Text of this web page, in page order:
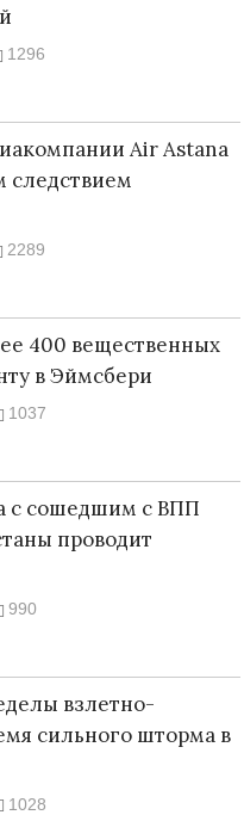
1296
Air Astana
следствием
2289
400 вещественных
в Эймсбери
1037
с сошедшим с ВПП
проводит
990
взлетно-
сильного шторма в
1028